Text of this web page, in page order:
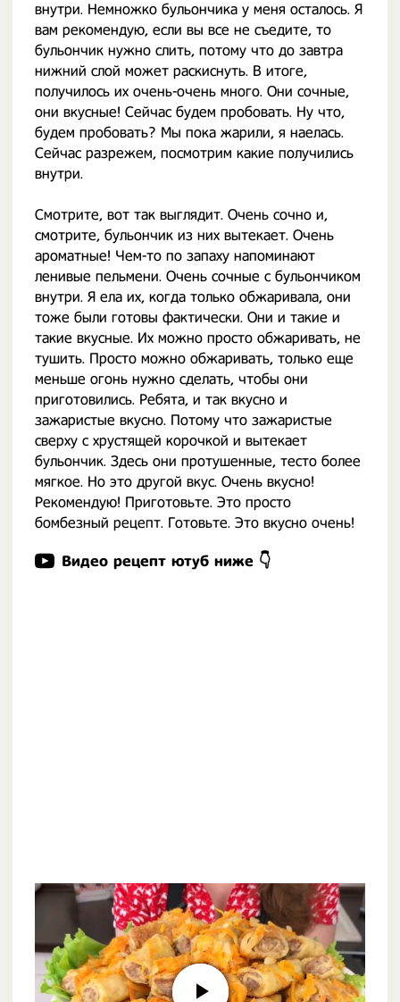
внутри. Немножко бульончика у меня осталось. Я
вам рекомендую, если вы все не съедите, то
бульончик нужно слить, потому что до завтра
нижний слой может раскиснуть. В итоге,
получилось их очень-очень много. Они сочные,
они вкусные! Сейчас будем пробовать. Ну что,
будем пробовать? Мы пока жарили, я наелась.
Сейчас разрежем, посмотрим какие получились
внутри.
Смотрите, вот так выглядит. Очень сочно и,
смотрите, бульончик из них вытекает. Очень
ароматные! Чем-то по запаху напоминают
ленивые пельмени. Очень сочные с бульончиком
внутри. Я ела их, когда только обжаривала, они
тоже были готовы фактически. Они и такие и
такие вкусные. Их можно просто обжаривать, не
тушить. Просто можно обжаривать, только еще
меньше огонь нужно сделать, чтобы они
приготовились. Ребята, и так вкусно и
зажаристые вкусно. Потому что зажаристые
сверху с хрустящей корочкой и вытекает
бульончик. Здесь они протушенные, тесто более
мягкое. Но это другой вкус. Очень вкусно!
Рекомендую! Приготовьте. Это просто
бомбезный рецепт. Готовьте. Это вкусно очень!
Видео рецепт ютуб ниже 👇